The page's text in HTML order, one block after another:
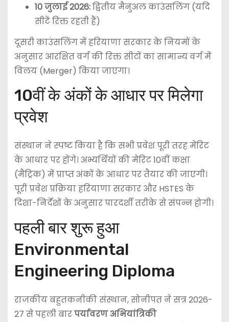
10 जुलाई 2026:द्वितीय मैनुअल काउंसलिंग (यदि
सीटें रिक्त रहती हैं)
दूसरी काउंसलिंग में हरियाणा सरकार के नियमों के
अनुसार आरक्षित वर्ग की रिक्त सीटों का सामान्य वर्ग में
विलय (Merger) किया जाएगा।
10वीं के अंकों के आधार पर मिलेगा
प्रवेश
संस्थान ने स्पष्ट किया है कि सभी प्रवेश पूरी तरह मेरिट
के आधार पर होंगे। अभ्यर्थियों की मेरिट 10वीं कक्षा
(मैट्रिक) में प्राप्त अंकों के आधार पर तैयार की जाएगी।
पूरी प्रवेश प्रक्रिया हरियाणा सरकार और HSTES के
दिशा-निर्देशों के अनुसार पारदर्शी तरीके से संपन्न होगी।
पहली बार शुरू हुआ
Environmental
Engineering Diploma
राजकीय बहुतकनीकी संस्थान, सोनीपत ने सत्र 2026-
27 से पहली बारपर्यावरण अभियांत्रिकी